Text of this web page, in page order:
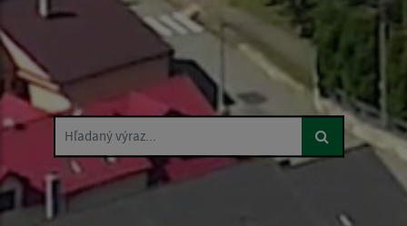
Hľadaný výraz...